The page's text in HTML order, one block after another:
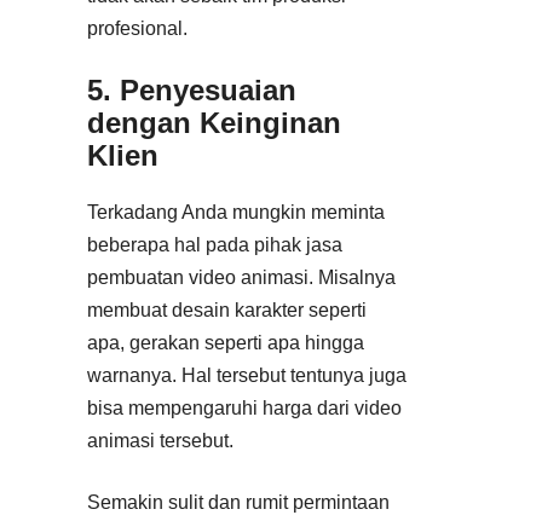
profesional.
5. Penyesuaian
dengan Keinginan
Klien
Terkadang Anda mungkin meminta
beberapa hal pada pihak jasa
pembuatan video animasi. Misalnya
membuat desain karakter seperti
apa, gerakan seperti apa hingga
warnanya. Hal tersebut tentunya juga
bisa mempengaruhi harga dari video
animasi tersebut.
Semakin sulit dan rumit permintaan